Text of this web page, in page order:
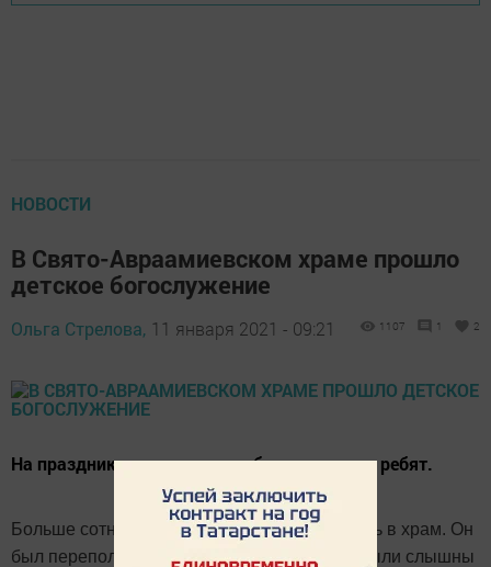
НОВОСТИ
В Свято-Авраамиевском храме прошло
детское богослужение
Ольга Стрелова, 11 января 2021 - 09:21 1107 1 2
На праздник традиционно собралось много ребят.
Больше сотни ребятишек пришли в этот день в храм. Он
был переполнен детьми и их родителями. Были слышны